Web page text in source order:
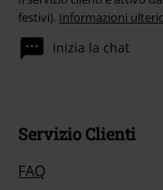
festivi). Informazioni
Inizia la chat
Servizio Clienti
FAQ